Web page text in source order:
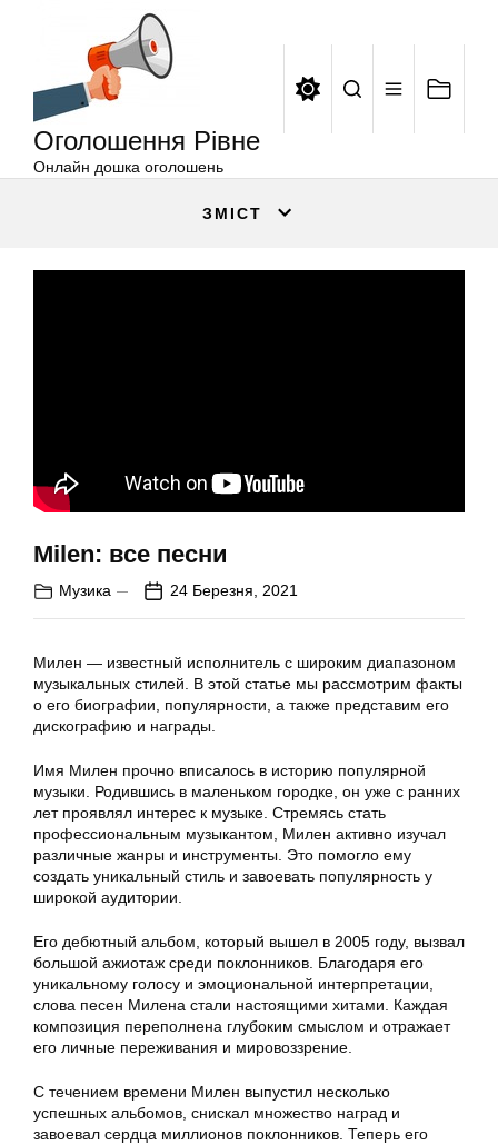
Оголошення Рівне
Онлайн дошка оголошень
ЗМІСТ
Milen: все песни
Музика 24 Березня, 2021
Милен — известный исполнитель с широким диапазоном
музыкальных стилей. В этой статье мы рассмотрим факты
о его биографии, популярности, а также представим его
дискографию и награды.
Имя Милен прочно вписалось в историю популярной
музыки. Родившись в маленьком городке, он уже с ранних
лет проявлял интерес к музыке. Стремясь стать
профессиональным музыкантом, Милен активно изучал
различные жанры и инструменты. Это помогло ему
создать уникальный стиль и завоевать популярность у
широкой аудитории.
Его дебютный альбом, который вышел в 2005 году, вызвал
большой ажиотаж среди поклонников. Благодаря его
уникальному голосу и эмоциональной интерпретации,
слова песен Милена стали настоящими хитами. Каждая
композиция переполнена глубоким смыслом и отражает
его личные переживания и мировоззрение.
С течением времени Милен выпустил несколько
успешных альбомов, снискал множество наград и
завоевал сердца миллионов поклонников. Теперь его